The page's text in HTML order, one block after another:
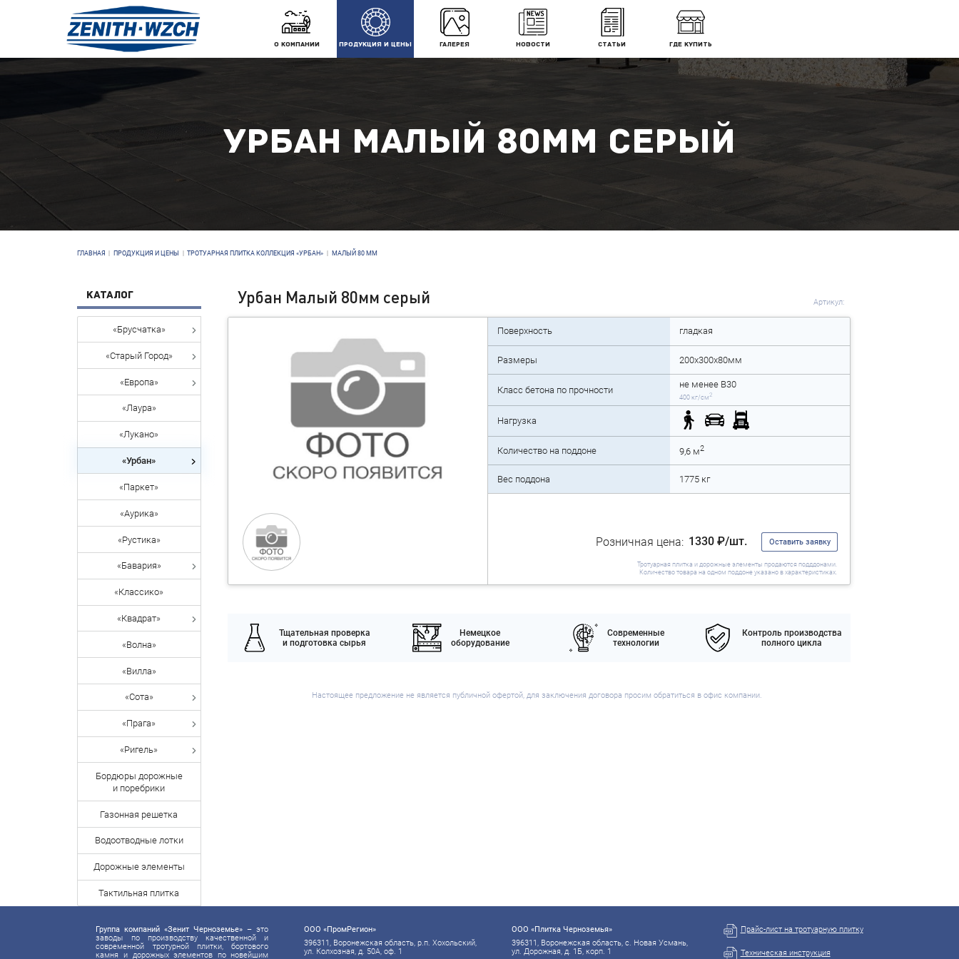
О КОМПАНИИ ПРОДУКЦИЯ И ЦЕНЫ ГАЛЕРЕЯ НОВОСТИ СТАТЬИ ГДЕ КУПИТЬ
УРБАН МАЛЫЙ 80ММ СЕРЫЙ
ГЛАВНАЯ ПРОДУКЦИЯ И ЦЕНЫ ТРОТУАРНАЯ ПЛИТКА КОЛЛЕКЦИЯ «УРБАН» МАЛЫЙ 80 ММ
КАТАЛОГ
«Брусчатка»
«Старый Город»
«Европа»
«Лаура»
«Лукано»
«Урбан»
«Паркет»
«Аурика»
«Рустика»
«Бавария»
«Классико»
«Квадрат»
«Волна»
«Вилла»
«Сота»
«Прага»
«Ригель»
Бордюры дорожные
и поребрики
Газонная решетка
Водоотводные лотки
Дорожные элементы
Тактильная плитка
Урбан Малый 80мм серый Артикул:
Поверхность гладкая
Размеры 200x300x80мм
Класс бетона по прочности
не менее B30
400 кг/см2
Нагрузка
Количество на поддоне 9,6 м2
Вес поддона 1775 кг
Розничная цена: 1330 ₽/шт. Оставить заявку
Тротуарная плитка и дорожные элементы продаются подддонами.
Количество товара на одном поддоне указано в характеристиках.
Тщательная проверка
и подготовка сырья
Немецкое
оборудование
Современные
технологии
Контроль производства
полного цикла
Настоящее предложение не является публичной офертой, для заключения договора просим обратиться в офис компании.
Группа компаний «Зенит Черноземье» – это
заводы по производству качественной и
современной тротурной плитки, бортового
камня и дорожных элементов по новейшим
ООО «ПромРегион»
396311, Воронежская область, р.п. Хохольский,
ул. Колхозная, д. 50А, оф. 1
ООО «Плитка Черноземья»
396311, Воронежская область, с. Новая Усмань,
ул. Дорожная, д. 1Б, корп. 1
Прайс-лист на тротуарную плитку
Техническая инструкция